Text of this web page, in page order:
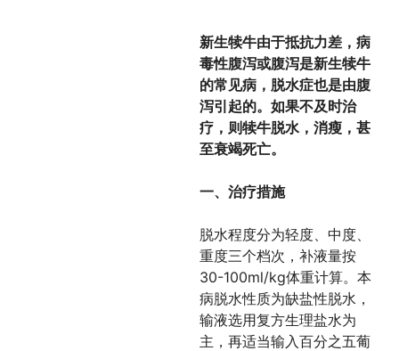
新生犊牛由于抵抗力差，病
毒性腹泻或腹泻是新生犊牛
的常见病，脱水症也是由腹
泻引起的。如果不及时治
疗，则犊牛脱水，消瘦，甚
至衰竭死亡。
一、治疗措施
脱水程度分为轻度、中度、
重度三个档次，补液量按
30-100ml/kg体重计算。本
病脱水性质为缺盐性脱水，
输液选用复方生理盐水为
主，再适当输入百分之五葡